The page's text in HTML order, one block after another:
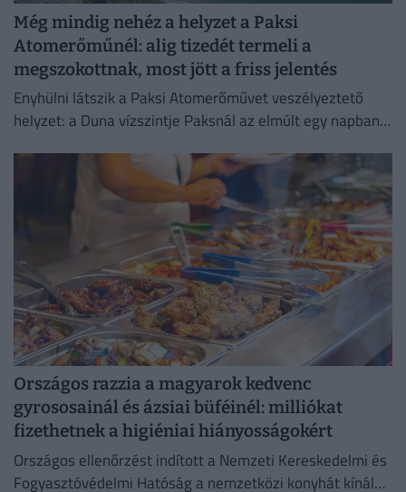
Még mindig nehéz a helyzet a Paksi
Atomerőműnél: alig tizedét termeli a
megszokottnak, most jött a friss jelentés
Enyhülni látszik a Paksi Atomerőművet veszélyeztető
helyzet: a Duna vízszintje Paksnál az elmúlt egy napban
Országos razzia a magyarok kedvenc
gyrososainál és ázsiai büféinél: milliókat
fizethetnek a higiéniai hiányosságokért
Országos ellenőrzést indított a Nemzeti Kereskedelmi és
Fogyasztóvédelmi Hatóság a nemzetközi konyhát kínáló